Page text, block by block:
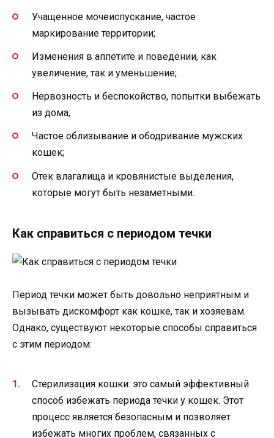
Учащенное мочеиспускание, частое
маркирование территории;
Изменения в аппетите и поведении, как
увеличение, так и уменьшение;
Нервозность и беспокойство, попытки выбежать
из дома;
Частое облизывание и ободривание мужских
кошек;
Отек влагалища и кровянистые выделения,
которые могут быть незаметными.
Как справиться с периодом течки
Период течки может быть довольно неприятным и
вызывать дискомфорт как кошке, так и хозяевам.
Однако, существуют некоторые способы справиться
с этим периодом:
Стерилизация кошки: это самый эффективный
способ избежать периода течки у кошек. Этот
процесс является безопасным и позволяет
избежать многих проблем, связанных с